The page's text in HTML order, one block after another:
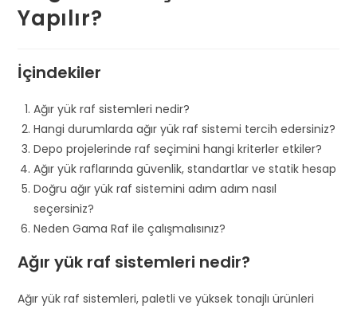
Yapılır?
İçindekiler
Ağır yük raf sistemleri nedir?
Hangi durumlarda ağır yük raf sistemi tercih edersiniz?
Depo projelerinde raf seçimini hangi kriterler etkiler?
Ağır yük raflarında güvenlik, standartlar ve statik hesap
Doğru ağır yük raf sistemini adım adım nasıl
seçersiniz?
Neden Gama Raf ile çalışmalısınız?
Ağır yük raf sistemleri nedir?
Ağır yük raf sistemleri, paletli ve yüksek tonajlı ürünleri